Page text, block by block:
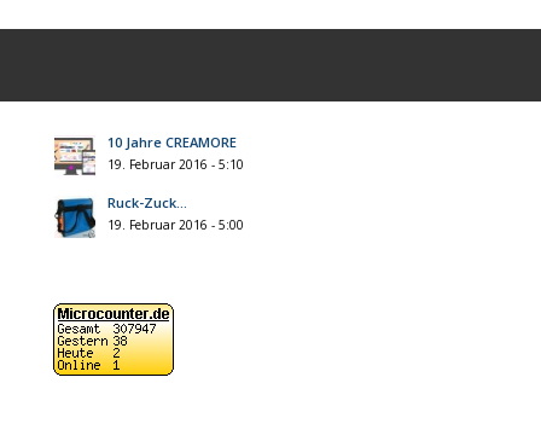
10 Jahre CREAMORE
19. Februar 2016 - 5:10
Ruck-Zuck…
19. Februar 2016 - 5:00